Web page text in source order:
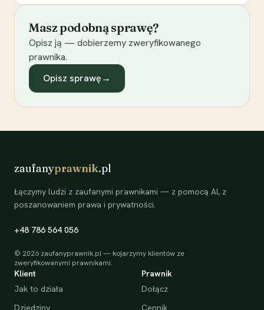
Masz podobną sprawę?
Opisz ją — dobierzemy zweryfikowanego
prawnika.
Opisz sprawę→
zaufanyprawnik.pl
Łączymy ludzi z zaufanymi prawnikami — z pomocą AI, z
poszanowaniem prawa i prywatności.
+48 786 564 056
© 2026 zaufanyprawnik.pl — kojarzymy klientów ze
zweryfikowanymi prawnikami.
Klient
Jak to działa
Dziedziny
Prawnik
Dołącz
Cennik